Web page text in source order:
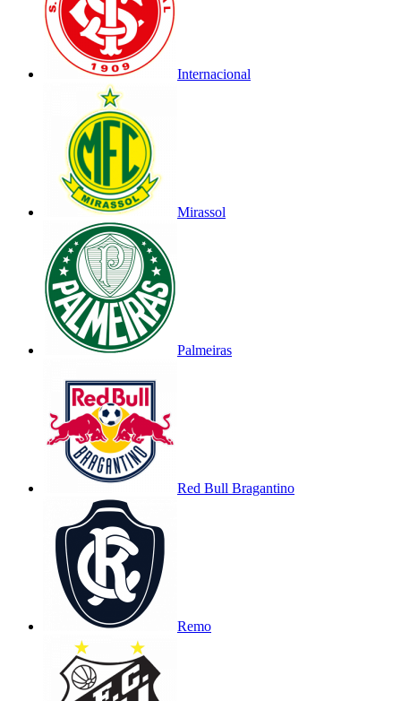
Internacional
Mirassol
Palmeiras
Red Bull Bragantino
Remo